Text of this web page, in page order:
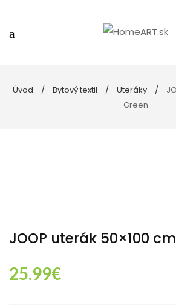
Úvod Bytový textil Uteráky
Green
JOOP uterák 50×100
25.99€